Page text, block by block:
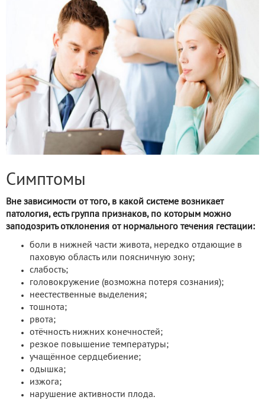
Симптомы
Вне зависимости от того, в какой системе возникает
патология, есть группа признаков, по которым можно
заподозрить отклонения от нормального течения гестации:
боли в нижней части живота, нередко отдающие в
паховую область или поясничную зону;
слабость;
головокружение (возможна потеря сознания);
неестественные выделения;
тошнота;
рвота;
отёчность нижних конечностей;
резкое повышение температуры;
учащённое сердцебиение;
одышка;
изжога;
нарушение активности плода.